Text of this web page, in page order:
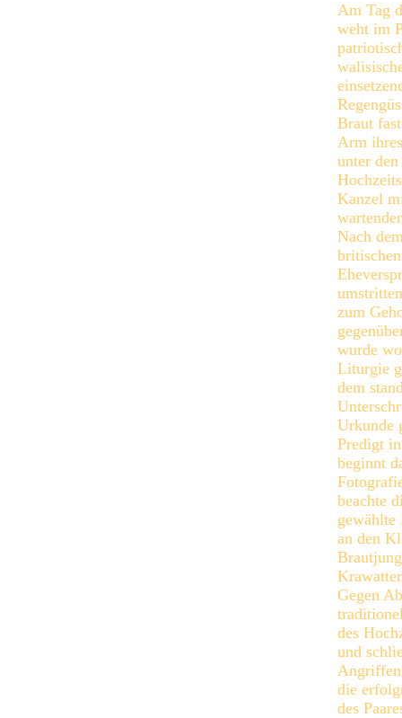
Am Tag
weht im
Braut
Arm
unter
Kanzel
Nach
britischen
zum
wurde
Liturgie
dem
Urkunde
Predigt
beginnt
beachte
gewählte
an den
Gegen
des
und
die
des